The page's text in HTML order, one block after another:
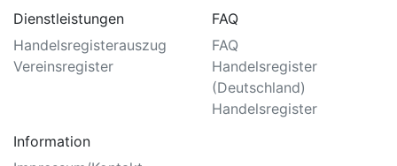
Dienstleistungen
Handelsregisterauszug
Vereinsregister
FAQ
FAQ
Handelsregister
(Deutschland)
Handelsregister
Information